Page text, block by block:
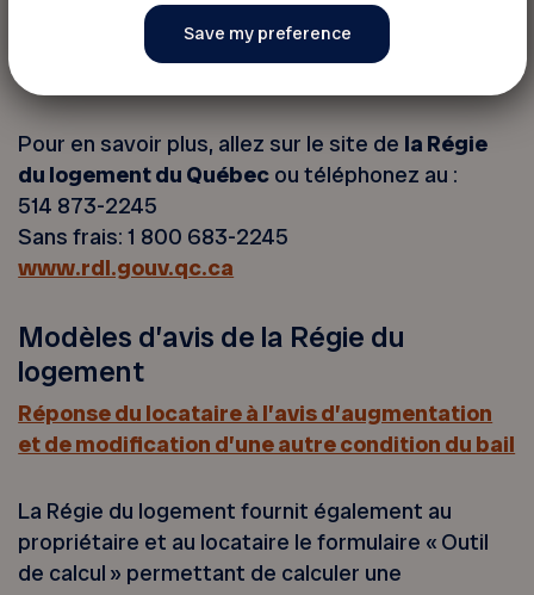
recommandé ;
tout autre moyen permettant d’obtenir une
Pour en savoir plus, allez sur le site de la Régie
du logement du Québec ou téléphonez au :
514 873-2245
Sans frais: 1 800 683-2245
www.rdl.gouv.qc.ca
Modèles d’avis de la Régie du
logement
Réponse du locataire à l’avis d’augmentation
et de modification d’une autre condition du bail
La Régie du logement fournit également au
propriétaire et au locataire le formulaire « Outil
de calcul » permettant de calculer une